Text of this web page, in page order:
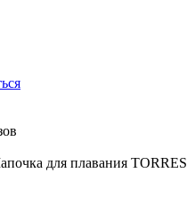
для плавания TORRES